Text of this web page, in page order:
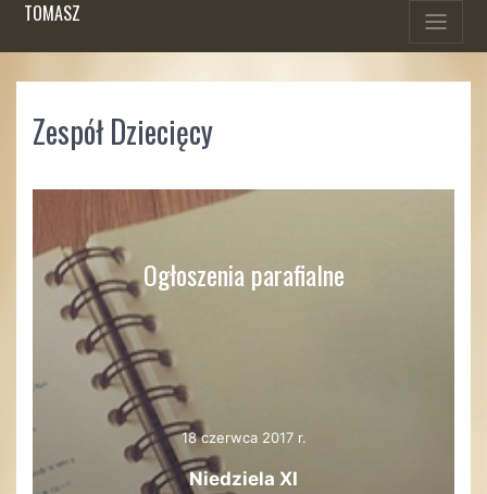
TOMASZ
Zespół Dziecięcy
Ogłoszenia parafialne
18 czerwca 2017 r.
Niedziela XI